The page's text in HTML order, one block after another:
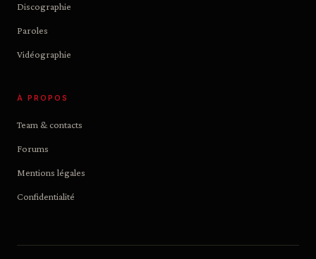
Discographie
Paroles
Vidéographie
À PROPOS
Team & contacts
Forums
Mentions légales
Confidentialité